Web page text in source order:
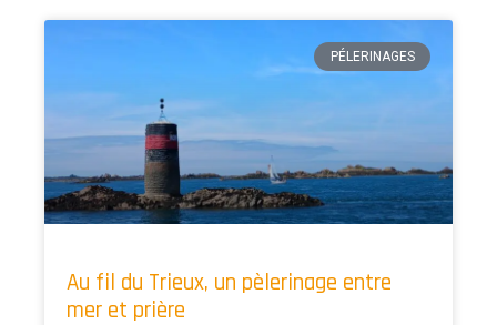
PÉLERINAGES
Au fil du Trieux, un pèlerinage entre
mer et prière